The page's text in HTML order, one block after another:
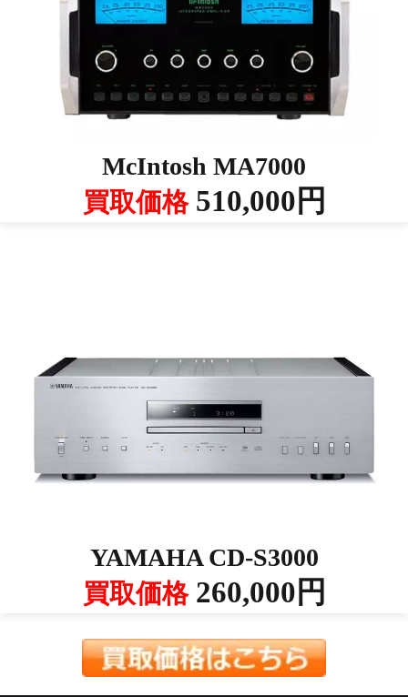
McIntosh MA7000
買取価格510,000円
YAMAHA CD-S3000
買取価格260,000円